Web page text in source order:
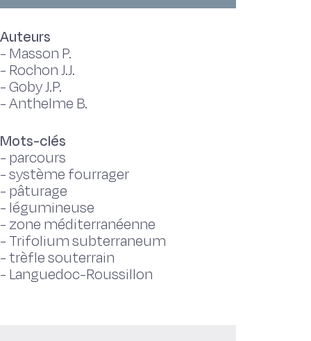
Auteurs
- Masson P.
- Rochon J.J.
-Goby J.P.
-Anthelme B.
Mots-clés
- parcours
-système fourrager
- pâturage
- légumineuse
- zone méditerranéenne
- Trifolium subterraneum
- trèfle souterrain
- Languedoc-Roussillon